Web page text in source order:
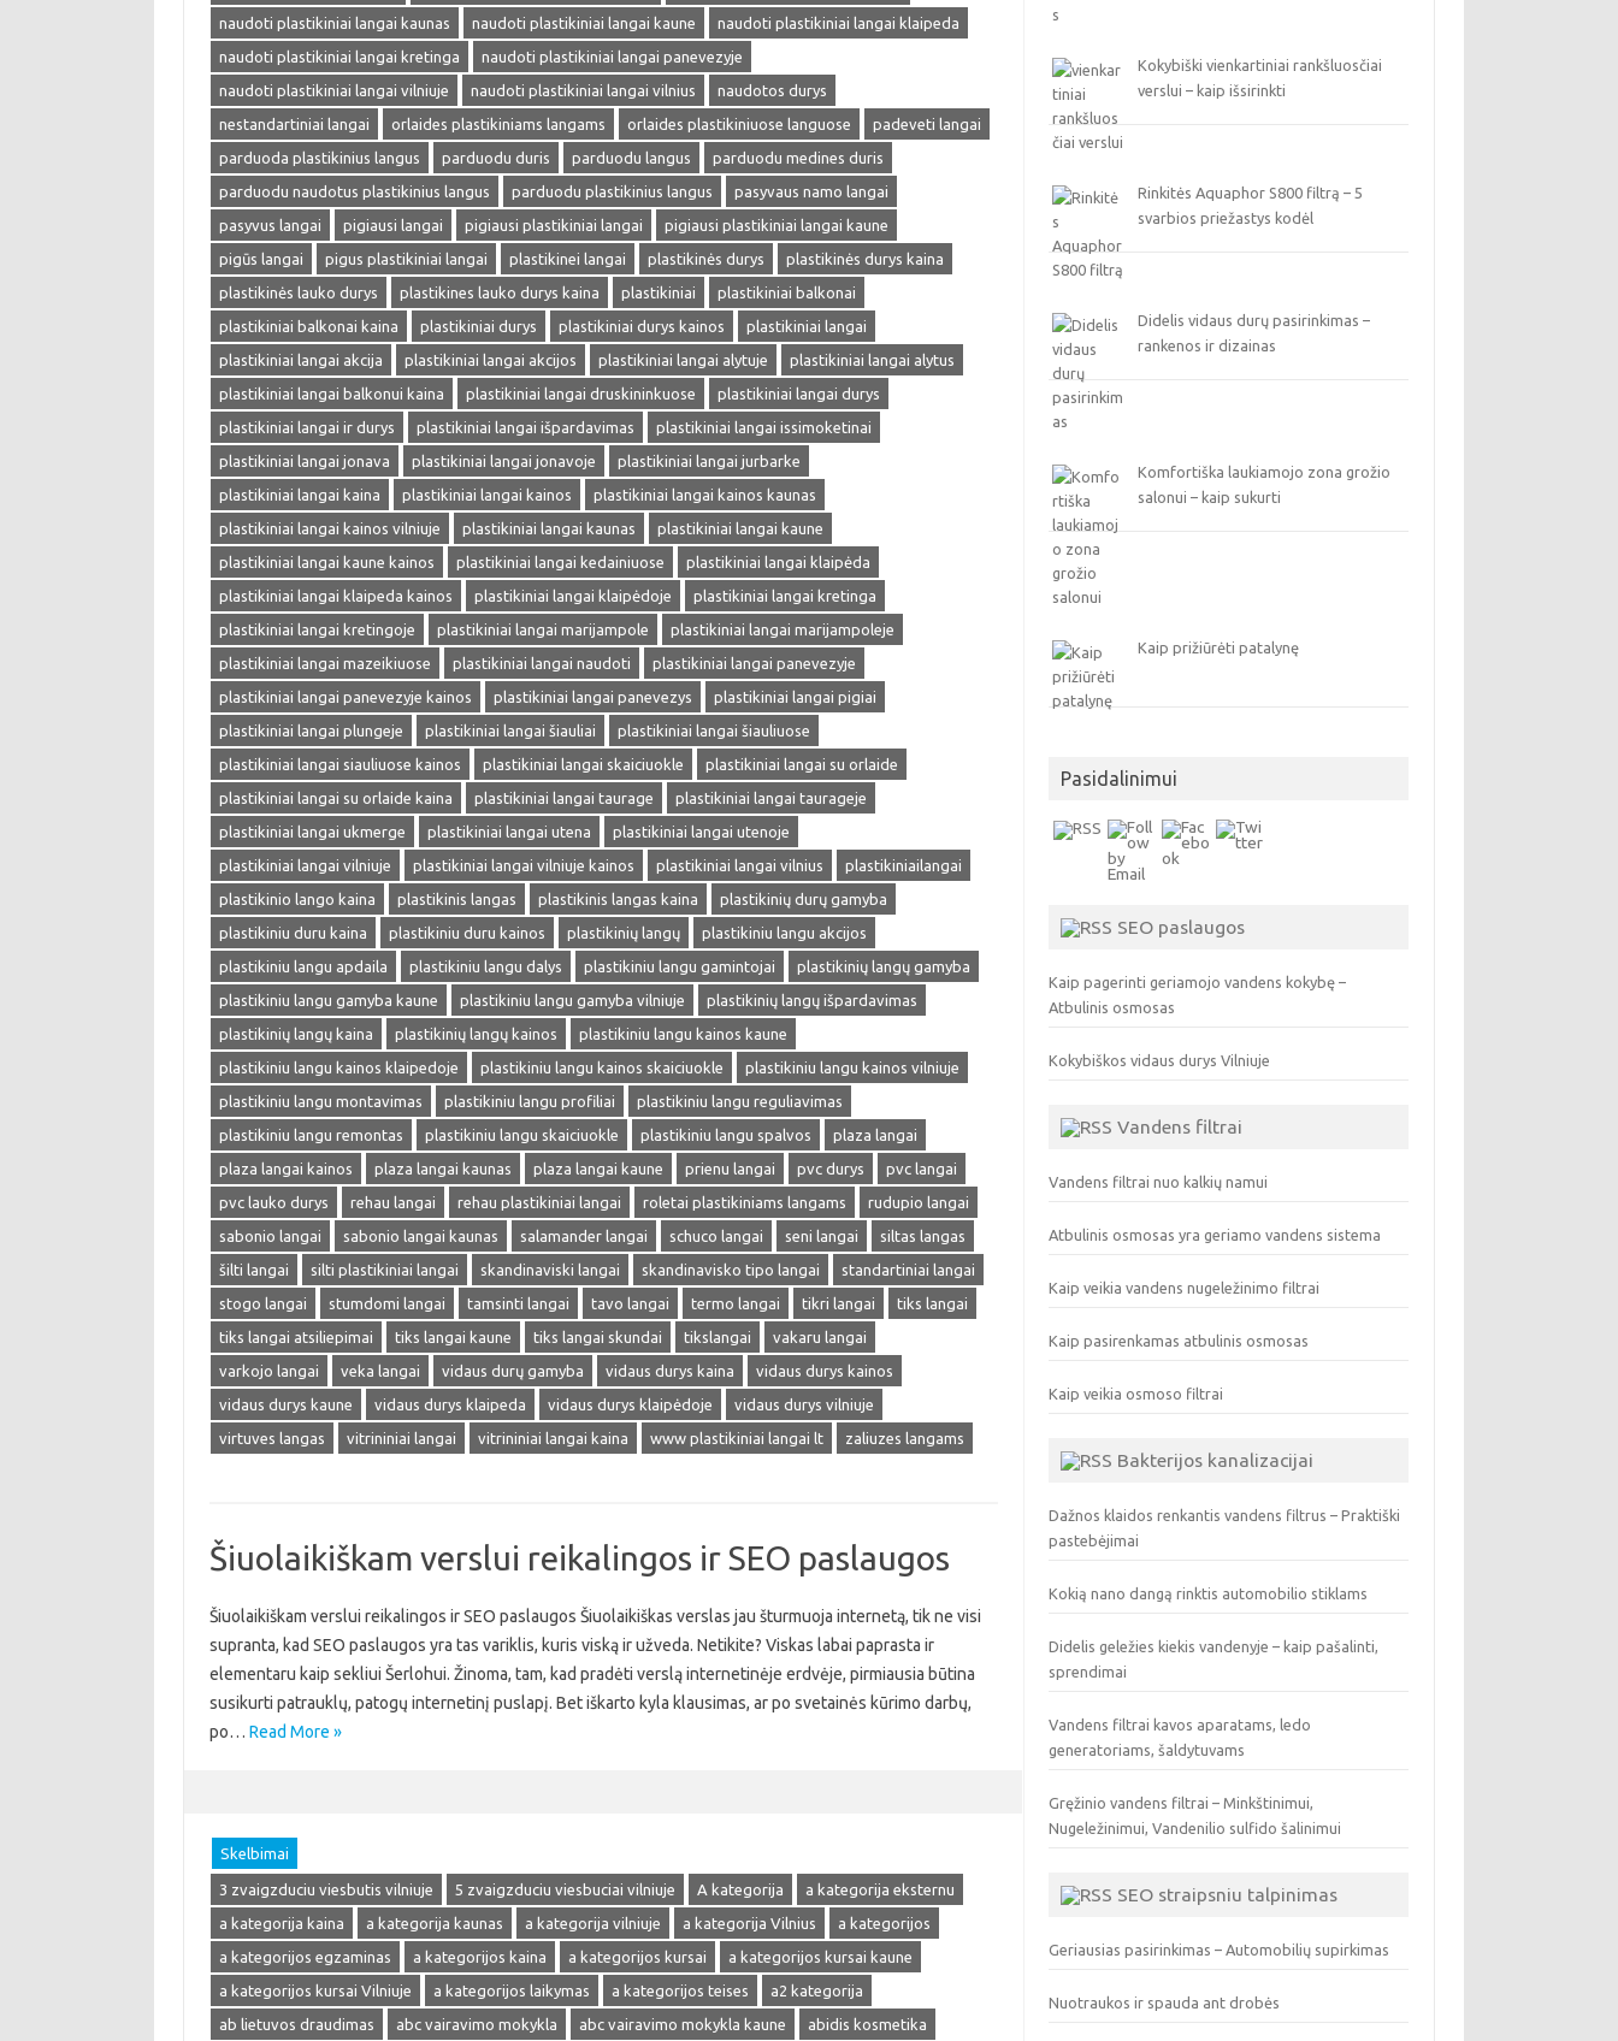
naudoti plastikiniai langai kaunas
naudoti plastikiniai langai kaune
naudoti plastikiniai langai klaipeda
naudoti plastikiniai langai kretinga
naudoti plastikiniai langai panevezyje
naudoti plastikiniai langai vilniuje
naudoti plastikiniai langai vilnius
naudotos durys
nestandartiniai langai
orlaides plastikiniams langams orlaides plastikiniuose languose
padeveti langai
parduoda plastikinius langus
parduodu duris parduodu langus
parduodu medines duris
parduodu naudotus plastikinius langus
parduodu plastikinius langus
pasyvaus namo langai
pasyvus langai
pigiausi langai pigiausi plastikiniai langai
pigiausi plastikiniai langai kaune
pigūs langai
pigus plastikiniai langai plastikinei langai plastikinės durys
plastikinės durys kaina
plastikinės lauko durys
plastikines lauko durys kaina plastikiniai
plastikiniai balkonai
plastikiniai balkonai kaina
plastikiniai durys plastikiniai durys kainos
plastikiniai langai
plastikiniai langai akcija
plastikiniai langai akcijos plastikiniai langai alytuje
plastikiniai langai alytus
plastikiniai langai balkonui kaina
plastikiniai langai druskininkuose
plastikiniai langai durys
plastikiniai langai ir durys
plastikiniai langai išpardavimas
plastikiniai langai issimoketinai
plastikiniai langai jonava
plastikiniai langai jonavoje
plastikiniai langai jurbarke
plastikiniai langai kaina
plastikiniai langai kainos
plastikiniai langai kainos kaunas
plastikiniai langai kainos vilniuje
plastikiniai langai kaunas
plastikiniai langai kaune
plastikiniai langai kaune kainos
plastikiniai langai kedainiuose
plastikiniai langai klaipėda
plastikiniai langai klaipeda kainos
plastikiniai langai klaipėdoje
plastikiniai langai kretinga
plastikiniai langai kretingoje
plastikiniai langai marijampole
plastikiniai langai marijampoleje
plastikiniai langai mazeikiuose
plastikiniai langai naudoti
plastikiniai langai panevezyje
plastikiniai langai panevezyje kainos
plastikiniai langai panevezys
plastikiniai langai pigiai
plastikiniai langai plungeje
plastikiniai langai šiauliai
plastikiniai langai šiauliuose
plastikiniai langai siauliuose kainos
plastikiniai langai skaiciuokle
plastikiniai langai su orlaide
plastikiniai langai su orlaide kaina
plastikiniai langai taurage
plastikiniai langai taurageje
plastikiniai langai ukmerge
plastikiniai langai utena
plastikiniai langai utenoje
plastikiniai langai vilniuje
plastikiniai langai vilniuje kainos plastikiniai langai vilnius
plastikiniailangai
plastikinio lango kaina
plastikinis langas plastikinis langas kaina
plastikinių durų gamyba
plastikiniu duru kaina
plastikiniu duru kainos plastikinių langų
plastikiniu langu akcijos
plastikiniu langu apdaila
plastikiniu langu dalys plastikiniu langu gamintojai
plastikinių langų gamyba
plastikiniu langu gamyba kaune
plastikiniu langu gamyba vilniuje
plastikinių langų išpardavimas
plastikinių langų kaina
plastikinių langų kainos
plastikiniu langu kainos kaune
plastikiniu langu kainos klaipedoje
plastikiniu langu kainos skaiciuokle
plastikiniu langu kainos vilniuje
plastikiniu langu montavimas
plastikiniu langu profiliai
plastikiniu langu reguliavimas
plastikiniu langu remontas
plastikiniu langu skaiciuokle plastikiniu langu spalvos
plaza langai
plaza langai kainos
plaza langai kaunas plaza langai kaune prienu langai pvc durys
pvc langai
pvc lauko durys
rehau langai rehau plastikiniai langai roletai plastikiniams langams
rudupio langai
sabonio langai
sabonio langai kaunas salamander langai schuco langai seni langai
siltas langas
šilti langai
silti plastikiniai langai skandinaviski langai skandinavisko tipo langai
standartiniai langai
stogo langai
stumdomi langai tamsinti langai tavo langai termo langai tikri langai
tiks langai
tiks langai atsiliepimai
tiks langai kaune tiks langai skundai tikslangai
vakaru langai
varkojo langai
veka langai vidaus durų gamyba vidaus durys kaina
vidaus durys kainos
vidaus durys kaune
vidaus durys klaipeda vidaus durys klaipėdoje
vidaus durys vilniuje
virtuves langas
vitrininiai langai vitrininiai langai kaina www plastikiniai langai lt zaliuzes langams
Šiuolaikiškam verslui reikalingos ir SEO paslaugos
Šiuolaikiškam verslui reikalingos ir SEO paslaugos Šiuolaikiškas verslas jau šturmuoja internetą, tik ne visi
supranta, kad SEO paslaugos yra tas variklis, kuris viską ir užveda. Netikite? Viskas labai paprasta ir
elementaru kaip sekliui Šerlohui. Žinoma, tam, kad pradėti verslą internetinėje erdvėje, pirmiausia būtina
susikurti patrauklų, patogų internetinį puslapį. Bet iškarto kyla klausimas, ar po svetainės kūrimo darbų,
po… Read More »
Skelbimai
3 zvaigzduciu viesbutis vilniuje 5 zvaigzduciu viesbuciai vilniuje A kategorija
a kategorija eksternu
a kategorija kaina
a kategorija kaunas a kategorija vilniuje a kategorija Vilnius
a kategorijos
a kategorijos egzaminas
a kategorijos kaina a kategorijos kursai
a kategorijos kursai kaune
a kategorijos kursai Vilniuje
a kategorijos laikymas a kategorijos teises
a2 kategorija
ab lietuvos draudimas
abc vairavimo mokykla abc vairavimo mokykla kaune abidis kosmetika
Kokybiški vienkartiniai rankšluosčiai
verslui – kaip išsirinkti
Rinkitės Aquaphor S800 filtrą – 5
svarbios priežastys kodėl
Didelis vidaus durų pasirinkimas –
rankenos ir dizainas
Komfortiška laukiamojo zona grožio
salonui – kaip sukurti
Kaip prižiūrėti patalynę
Pasidalinimui
SEO paslaugos
Kaip pagerinti geriamojo vandens kokybę –
Atbulinis osmosas
Kokybiškos vidaus durys Vilniuje
Vandens filtrai
Vandens filtrai nuo kalkių namui
Atbulinis osmosas yra geriamo vandens sistema
Kaip veikia vandens nugeležinimo filtrai
Kaip pasirenkamas atbulinis osmosas
Kaip veikia osmoso filtrai
Bakterijos kanalizacijai
Dažnos klaidos renkantis vandens filtrus – Praktiški
pastebėjimai
Kokią nano dangą rinktis automobilio stiklams
Didelis geležies kiekis vandenyje – kaip pašalinti,
sprendimai
Vandens filtrai kavos aparatams, ledo
generatoriams, šaldytuvams
Gręžinio vandens filtrai – Minkštinimui,
Nugeležinimui, Vandenilio sulfido šalinimui
SEO straipsniu talpinimas
Geriausias pasirinkimas – Automobilių supirkimas
Nuotraukos ir spauda ant drobės